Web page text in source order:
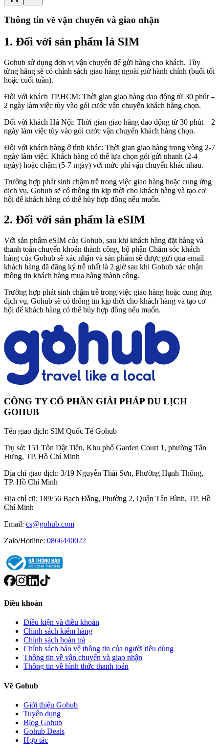
Thông tin về vận chuyển và giao nhận
1. Đối với sản phẩm là SIM
Gohub sử dụng đơn vị vận chuyển để gửi hàng cho khách. Tùy
từng hãng sẽ có chính sách giao hàng ngoài giờ hành chính (buổi tối
hoặc cuối tuần).
Đối với khách TP.HCM: Thời gian giao hàng dao động từ 30 phút –
2 ngày làm việc tùy vào gói cước vận chuyển khách hàng chọn.
Đối với khách Hà Nội: Thời gian giao hàng dao động từ 30 phút – 2
ngày làm việc tùy vào gói cước vận chuyển khách hàng chọn.
Đối với khách hàng ở tỉnh khác: Thời gian giao hàng trong vòng 2-7
ngày làm việc. Khách hàng có thể lựa chọn gói gửi nhanh (2-4
ngày) hoặc chậm (5-7 ngày) với mức phí vận chuyển khác nhau.
Trường hợp phát sinh chậm trễ trong việc giao hàng hoặc cung ứng
dịch vụ, Gohub sẽ có thông tin kịp thời cho khách hàng và tạo cơ
hội để khách hàng có thể hủy hợp đồng nếu muốn.
2. Đối với sản phẩm là eSIM
Với sản phẩm eSIM của Gohub, sau khi khách hàng đặt hàng và
thanh toán chuyển khoản thành công, bộ phận Chăm sóc khách
hàng của Gohub sẽ xác nhận và sản phẩm sẽ được gửi qua email
khách hàng đã đăng ký trễ nhất là 2 giờ sau khi Gohub xác nhận
thông tin khách hàng mua hàng thành công.
Trường hợp phát sinh chậm trễ trong việc giao hàng hoặc cung ứng
dịch vụ, Gohub sẽ có thông tin kịp thời cho khách hàng và tạo cơ
hội để khách hàng có thể hủy hợp đồng nếu muốn.
CÔNG TY CỔ PHẦN GIẢI PHÁP DU LỊCH
GOHUB
Tên giao dịch: SIM Quốc Tế Gohub
Trụ sở: 151 Tôn Dật Tiên, Khu phố Garden Court 1, phường Tân
Hưng, TP. Hồ Chí Minh
Địa chỉ giao dịch: 3/19 Nguyễn Thái Sơn, Phường Hạnh Thông,
TP. Hồ Chí Minh
Địa chỉ cũ: 189/56 Bạch Đằng, Phường 2, Quận Tân Bình, TP. Hồ
Chí Minh
Email: cs@gohub.com
Zalo/Hotline: 0866440022
Điều khoản
Điều kiện và điều khoản
Chính sách kiểm hàng
Chính sách hoàn trả
Chính sách bảo vệ thông tin của người tiêu dùng
Thông tin về vận chuyển và giao nhận
Thông tin về hình thức thanh toán
Về Gohub
Giới thiệu Gohub
Tuyển dụng
Blog Gohub
Gohub Deals
Hợp tác